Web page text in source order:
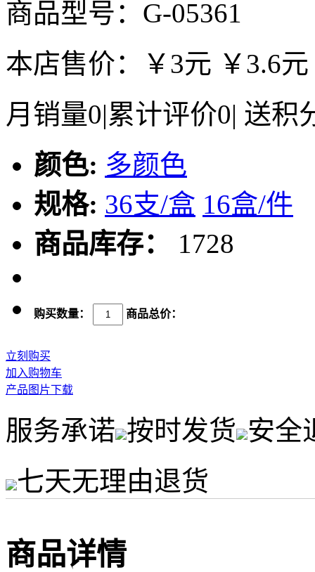
商品型号：G-05361
本店售价：
￥3元 ￥3.6元
月销量0|累计评价0| 送积
颜色: 多颜色
规格: 36支/盒 16盒/件
商品库存：
1728
购买数量： 商品总价：
立刻购买
加入购物车
产品图片下载
服务承诺 按时发货 安全
七天无理由退货
商品详情